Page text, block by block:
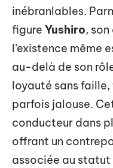
inébranlables.
figure Yushiro,
l’existence même
au-delà de son
loyauté sans
parfois jalouse.
conducteur dans
offrant un
associée au statut